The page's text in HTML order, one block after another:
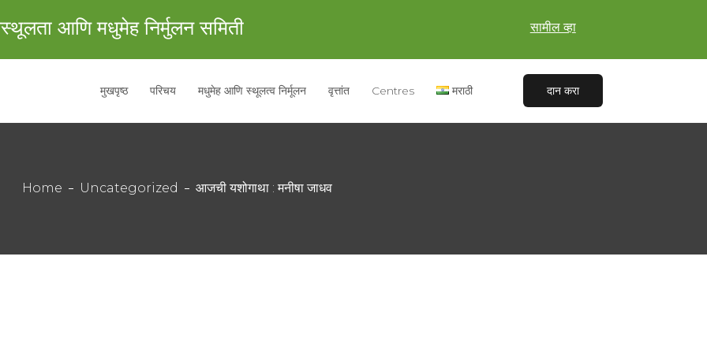
आणि मधुमेह निर्मुलन समिती सामील व्हा
मुखपृष्ठ परिचय मधुमेह आणि स्थूलत्व निर्मूलन वृत्तांत Centres मराठी दान करा
Home Uncategorized आजची यशोगाथा : मनीषा जाधव